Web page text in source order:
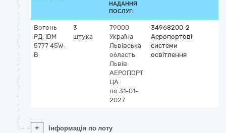
НАДАННЯ
ПОСЛУГ:
Вогонь
РД, IDM
5777 45W-
B
3
штука
79000
Україна
Львівська
область
Львів
АЕРОПОРТ
ЦА
по 31-01-
2027
34968200-2
Аеропортові
системи
освітлення
+ Інформація по лоту